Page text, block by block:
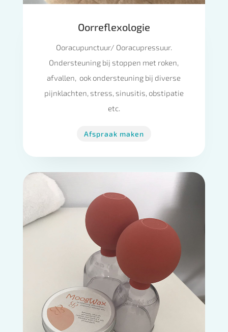
Oorreflexologie
Ooracupunctuur/ Ooracupressuur.
Ondersteuning bij stoppen met roken,
afvallen, ook ondersteuning bij diverse
pijnklachten, stress, sinusitis, obstipatie
etc.
Afspraak maken